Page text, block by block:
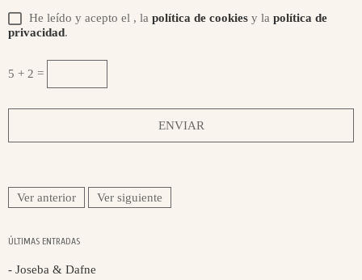
He leído y acepto el , la política de cookies y la política de
privacidad.
5 + 2 =
Ver anterior Ver siguiente
ÚLTIMAS ENTRADAS
- Joseba & Dafne